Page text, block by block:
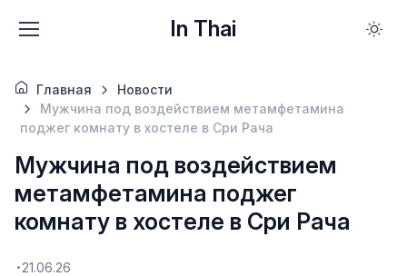
In Thai
Главная
Новости
Мужчина под воздействием метамфетамина
поджег комнату в хостеле в Сри Рача
Мужчина под воздействием
метамфетамина поджег
комнату в хостеле в Сри Рача
21.06.26